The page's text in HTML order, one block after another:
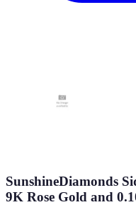
SunshineDiamonds
9K Rose Gold and